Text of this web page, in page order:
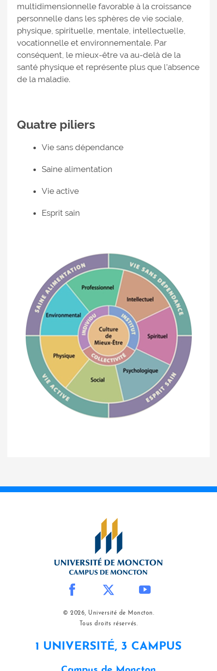
multidimensionnelle favorable à la croissance
personnelle dans les sphères de vie sociale,
physique, spirituelle, mentale, intellectuelle,
vocationnelle et environnementale. Par
conséquent, le mieux-être va au-delà de la
santé physique et représente plus que l’absence
de la maladie.
Quatre piliers
Vie sans dépendance
Saine alimentation
Vie active
Esprit sain
© 2026, Université de Moncton.
Tous droits réservés.
1 UNIVERSITÉ, 3 CAMPUS